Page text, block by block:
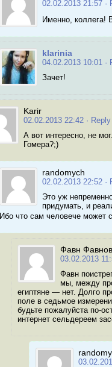
02.02.2013 21:57 ·
Именно, коллега!
klarinia
04.02.2013 10:01 ·
Зачет!
Karir
02.02.2013 22:42 · Reply
А вот интересно, не
Гомера?;)
randomych
02.02.2013 22:52 ·
Это уж
придумать, и
Ибо что сам человече может
Фавн
03.02.2013
Фавн
мы, между
египтяне — нет. Долго
поле в седьмое
будьте пожалуйста по-
интернет сельдереем